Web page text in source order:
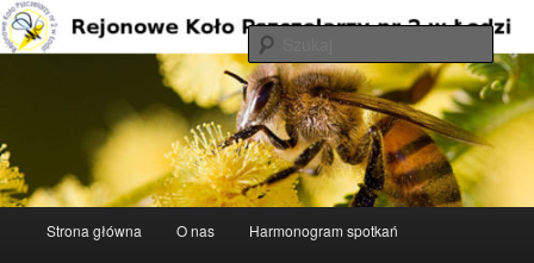
Przeskocz
do
tekstu
Rejonowe Koło Pszczelarzy nr 2 w
Łodzi
Strona główna O nas Harmonogram spotkań